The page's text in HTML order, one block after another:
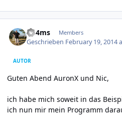
dd4ms Members
Geschrieben February 19, 2014
AUTOR
Guten Abend AuronX und Nic,
ich habe mich soweit in das
ich nun mir mein Programm